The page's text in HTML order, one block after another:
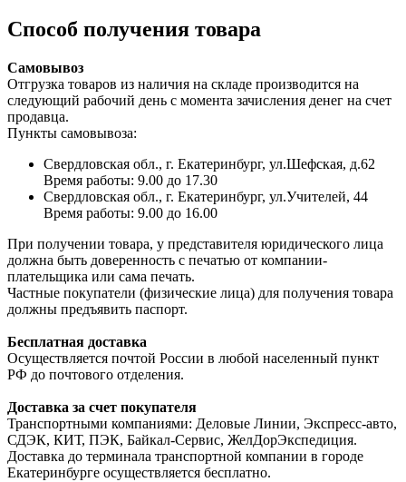
Способ получения товара
Самовывоз
Отгрузка товаров из наличия на складе производится на
следующий рабочий день с момента зачисления денег на счет
продавца.
Пункты самовывоза:
Свердловская обл., г. Екатеринбург, ул.Шефская, д.62
Время работы: 9.00 до 17.30
Свердловская обл., г. Екатеринбург, ул.Учителей, 44
Время работы: 9.00 до 16.00
При получении товара, у представителя юридического лица
должна быть доверенность с печатью от компании-
плательщика или сама печать.
Частные покупатели (физические лица) для получения товара
должны предъявить паспорт.
Бесплатная доставка
Осуществляется почтой России в любой населенный пункт
РФ до почтового отделения.
Доставка за счет покупателя
Транспортными компаниями: Деловые Линии, Экспресс-авто,
СДЭК, КИТ, ПЭК, Байкал-Сервис, ЖелДорЭкспедиция.
Доставка до терминала транспортной компании в городе
Екатеринбурге осуществляется бесплатно.